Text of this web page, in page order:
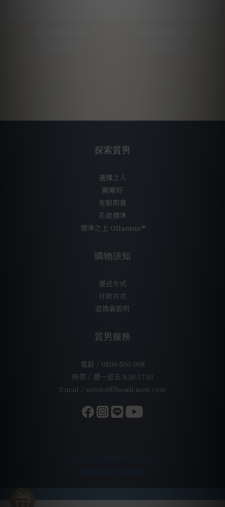
探索質男
選擇之人
剛剛好
克制即責
系統標準
標準之上 Ollantein®
購物須知
運送方式
付款方式
退換貨說明
質男服務
電話 / 0800-500-968
時間 / 週一至五 8:30-17:30
Email / service@bowil-men.com